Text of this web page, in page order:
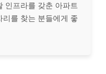
인프라를 갖춘 아파트
를 찾는 분들에게 좋